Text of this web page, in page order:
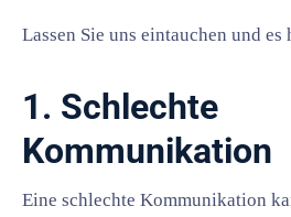
Lassen Sie uns eintauchen und es
1. Schlechte
Kommunikation
Eine schlechte Kommunikation